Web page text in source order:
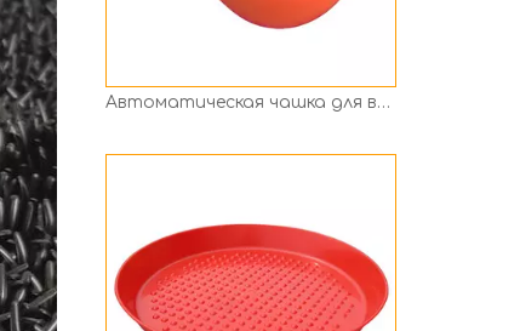
Оборудование для птицеводства, пластиковый лоток для кормления кур, автоматическая пластина для подачи цыплят, Ph-222